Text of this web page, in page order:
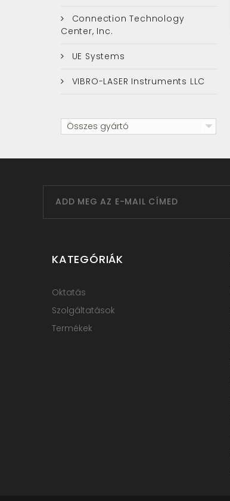
Connection Technology
Center, Inc.
UE Systems
VIBRO-LASER Instruments LLC
Összes gyártó
KATEGÓRIÁK
Oktatás
Szolgáltatások
Termékek